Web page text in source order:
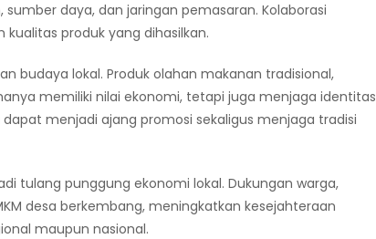
daya, dan jaringan pemasaran. Kolaborasi
produk yang dihasilkan.
budaya lokal. Produk olahan makanan tradisional,
memiliki nilai ekonomi, tetapi juga menjaga identitas
dapat menjadi ajang promosi sekaligus menjaga tradisi
tulang punggung ekonomi lokal. Dukungan warga,
desa berkembang, meningkatkan kesejahteraan
maupun nasional.